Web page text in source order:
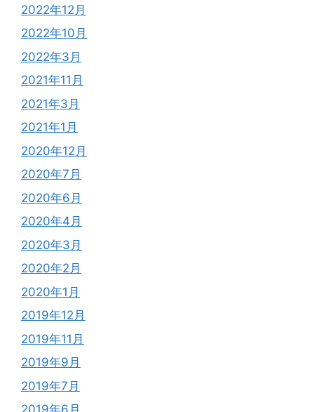
2022年12月
2022年10月
2022年3月
2021年11月
2021年3月
2021年1月
2020年12月
2020年7月
2020年6月
2020年4月
2020年3月
2020年2月
2020年1月
2019年12月
2019年11月
2019年9月
2019年7月
2019年6月